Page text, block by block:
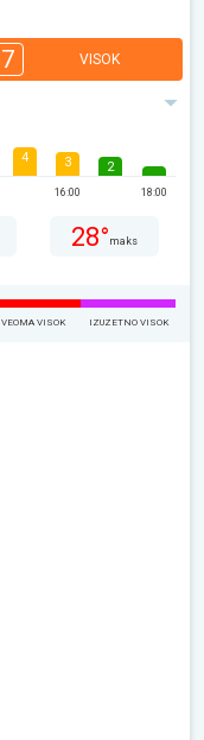
7 VISOK
4 3
16:00
2
18:00
28° maks
VEOMA VISOK IZUZETNO VISOK